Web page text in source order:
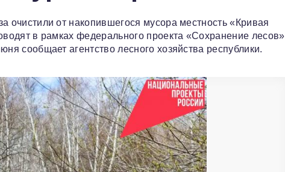
очистили от накопившегося мусора местность «Кривая
в рамках федерального проекта «Сохранение лесов»
сообщает агентство лесного хозяйства республики.